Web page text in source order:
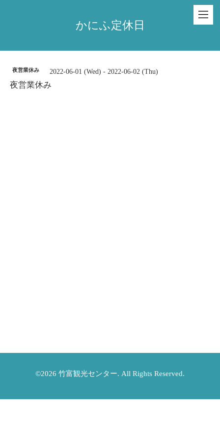
かにふ定休日
夜営業休み 2022-06-01 (Wed) - 2022-06-02 (Thu)
夜営業休み
©2026 竹富観光センター. All Rights Reserved.